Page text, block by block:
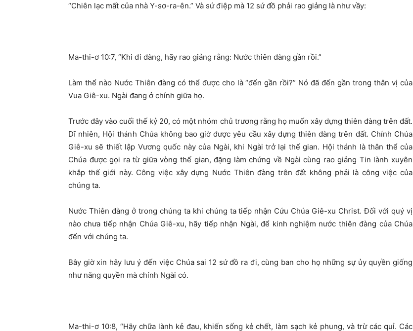
“Chiên lạc mất của nhà Y-sơ-ra-ên.” Và sứ điệp mà 12 sứ đồ phải rao giảng là như vầy:
Ma-thi-ơ 10:7, “Khi đi đàng, hãy rao giảng rằng: Nước thiên đàng gần rồi.”
Làm thể nào Nước Thiên đàng có thể được cho là “đến gần rồi?” Nó đã đến gần trong thân vị của
Vua Giê-xu. Ngài đang ở chính giữa họ.
Trước đây vào cuối thế kỷ 20, có một nhóm chủ trương rằng họ muốn xây dựng thiên đàng trên đất.
Dĩ nhiên, Hội thánh Chúa không bao giờ được yêu cầu xây dựng thiên đàng trên đất. Chính Chúa
Giê-xu sẽ thiết lập Vương quốc này của Ngài, khi Ngài trở lại thế gian. Hội thánh là thân thể của
Chúa được gọi ra từ giữa vòng thế gian, đặng làm chứng về Ngài cùng rao giảng Tin lành xuyên
khắp thế giới này. Công việc xây dựng Nước Thiên đàng trên đất không phải là công việc của
chúng ta.
Nước Thiên đàng ở trong chúng ta khi chúng ta tiếp nhận Cứu Chúa Giê-xu Christ. Đối với quý vị
nào chưa tiếp nhận Chúa Giê-xu, hãy tiếp nhận Ngài, để kinh nghiệm nước thiên đàng của Chúa
đến với chúng ta.
Bây giờ xin hãy lưu ý đến việc Chúa sai 12 sứ đồ ra đi, cùng ban cho họ những sự ủy quyền giống
như năng quyền mà chính Ngài có.
Ma-thi-ơ 10:8, “Hãy chữa lành kẻ đau, khiến sống kẻ chết, làm sạch kẻ phung, và trừ các quỉ. Các